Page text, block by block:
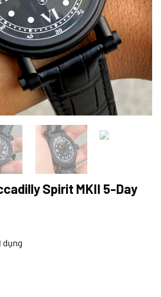
Spirit MKII 5-Day
dụng